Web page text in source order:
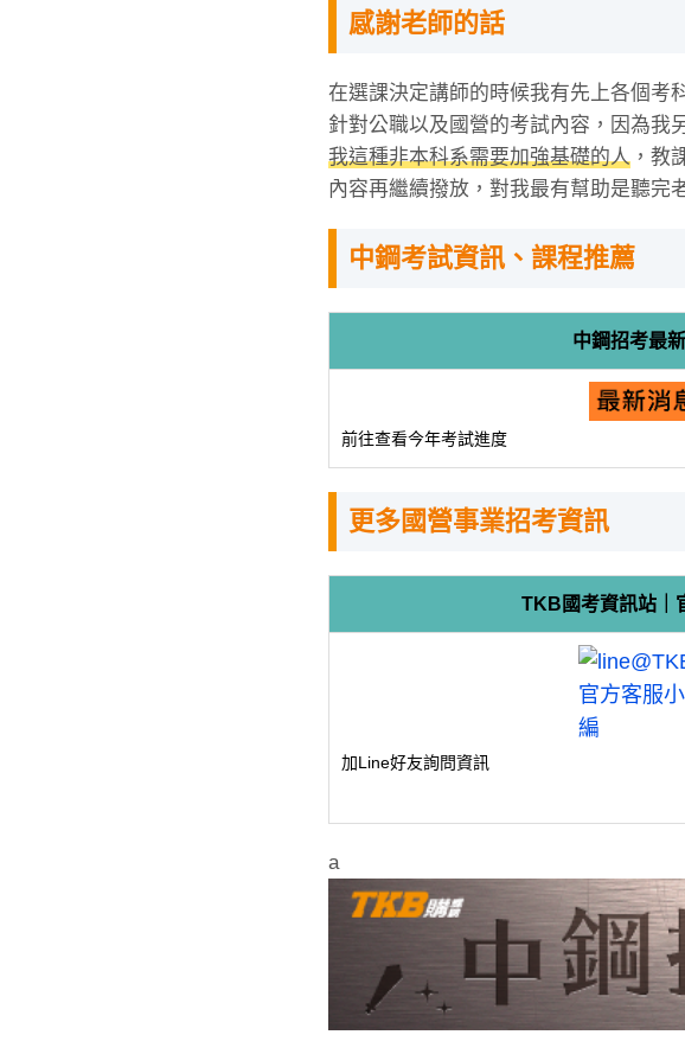
感謝老師的話
在選課決定講師的時候我有先上各個考
針對公職以及國營的考試內容，因為我
我這種非本科系需要加強基礎的人 ，教
內容再繼續撥放，對我最有幫助是聽完
中鋼考試資訊、課程推薦
中鋼招考最
前往查看今年考試進度
更多國營事業招考資訊
TKB國考資訊站｜
加Line好友詢問資訊
a